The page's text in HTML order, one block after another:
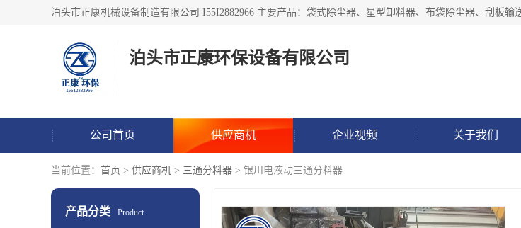
泊头市正康环保设备有限公司
公司首页 供应商机 企业视频 关于我们
当前位置： 首页 > 供应商机 > 三通分料器 > 银川电液动三通分料器
产品分类 Product